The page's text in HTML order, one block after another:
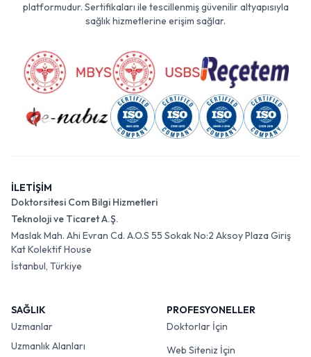
platformudur. Sertifikaları ile tescillenmiş güvenilir altyapısıyla
sağlık hizmetlerine erişim sağlar.
İLETİŞİM
Doktorsitesi Com Bilgi Hizmetleri
Teknoloji ve Ticaret A.Ş.
Maslak Mah. Ahi Evran Cd. A.O.S 55 Sokak No:2 Aksoy Plaza Giriş
Kat Kolektif House
İstanbul, Türkiye
SAĞLIK
Uzmanlar
Uzmanlık Alanları
PROFESYONELLER
Doktorlar İçin
Web Siteniz İçin